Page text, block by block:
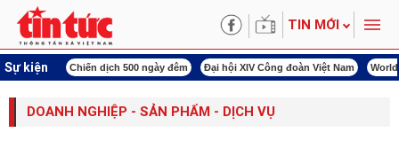
TIN MỚI
Sự kiện
mạng Chiến dịch 500 ngày đêm Đại hội XIV Công đoàn Việt Nam
DOANH NGHIỆP - SẢN PHẨM - DỊCH VỤ